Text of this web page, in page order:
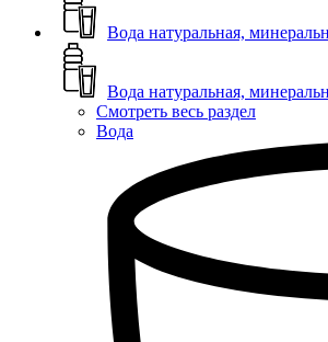
Вода натуральная,
Вода натуральная,
Смотреть весь раздел
Вода